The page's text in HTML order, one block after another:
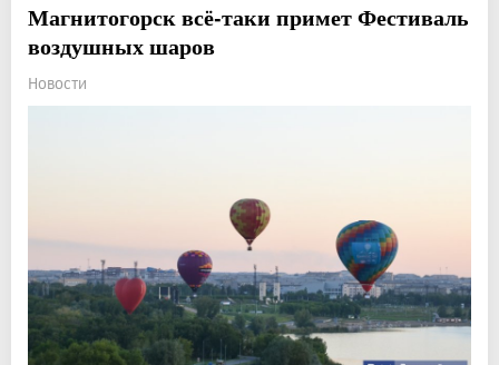
Магнитогорск всё-таки примет Фестиваль
воздушных шаров
Новости